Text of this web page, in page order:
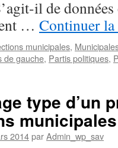
il de
… Continuer
municipales,
de gauche, Partis politiques,
type d’un
2014parAdmin_wp_sav